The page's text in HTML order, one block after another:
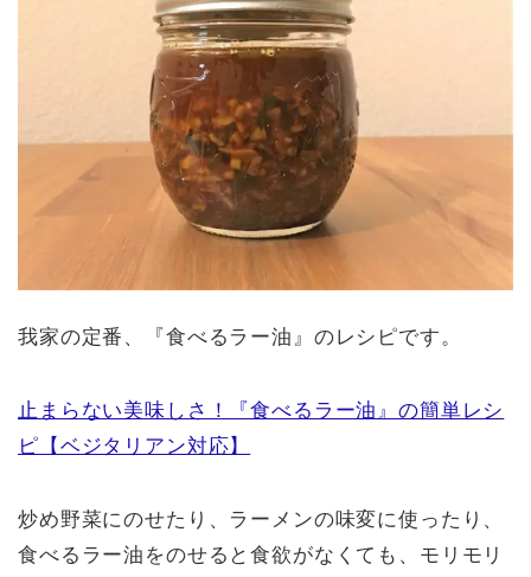
我家の定番、『食べるラー油』のレシピです。
止まらない美味しさ！『食べるラー油』の簡単レシ
ピ【ベジタリアン対応】
炒め野菜にのせたり、ラーメンの味変に使ったり、
食べるラー油をのせると食欲がなくても、モリモリ